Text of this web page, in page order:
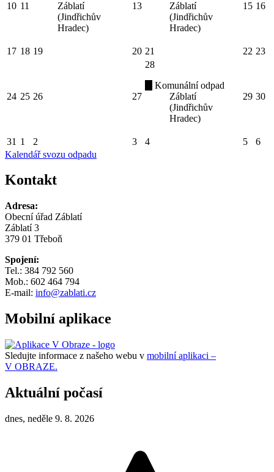
10 11
Záblatí
(Jindřichův
Hradec)
13
Záblatí
(Jindřichův
Hradec)
15 16
17 18 19 20 21 22 23
24 25 26 27
28
Komunální odpad
Záblatí
(Jindřichův
Hradec)
29 30
31 1 2 3 4 5
6
Kalendář svozu odpadu
Kontakt
Adresa:
Obecní úřad Záblatí
Záblatí 3
379 01 Třeboň
Spojení:
Tel.: 384 792 560
Mob.: 602 464 794
E-mail: info@zablati.cz
Mobilní aplikace
Sledujte informace z našeho webu v mobilní aplikaci –
V OBRAZE.
Aktuální počasí
dnes, neděle 9. 8. 2026